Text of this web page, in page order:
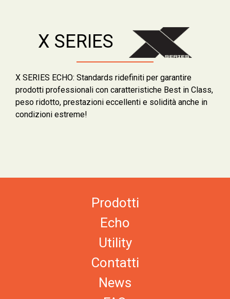
X SERIES
X SERIES ECHO: Standards ridefiniti per garantire
prodotti professionali con caratteristiche Best in Class,
peso ridotto, prestazioni eccellenti e solidità anche in
condizioni estreme!
Prodotti
Echo
Utility
Contatti
News